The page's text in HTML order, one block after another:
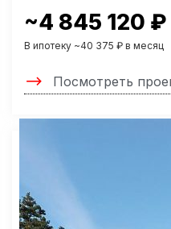
~4 845 120 ₽
В ипотеку ~40 375 ₽ в месяц
Посмотреть